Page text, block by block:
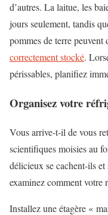
d’autres. La laitue, les
jours seulement, tandis
pommes de terre peuvent
correctement stocké.
périssables, planifiez
Organisez votre
Vous arrive-t-il de vous
scientifiques moisies au
délicieux se cachent-ils et
examinez comment votre
Installez une étagère «